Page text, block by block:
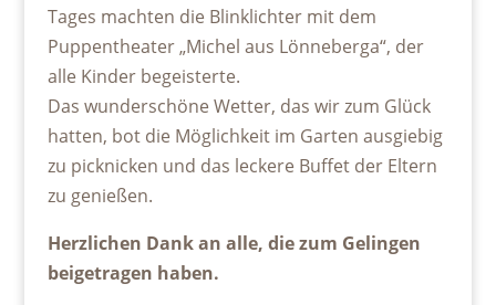
Tages machten die Blinklichter mit dem
Puppentheater „Michel aus Lönneberga“, der
alle Kinder begeisterte.
Das wunderschöne Wetter, das wir zum Glück
hatten, bot die Möglichkeit im Garten ausgiebig
zu picknicken und das leckere Buffet der Eltern
zu genießen.
Herzlichen Dank an alle, die zum Gelingen
beigetragen haben.